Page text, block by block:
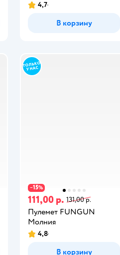
4,7
В корзину
−15%
111,00 р. 131,00 р.
Пулемет FUNGUN
Молния
4,8
В корзину